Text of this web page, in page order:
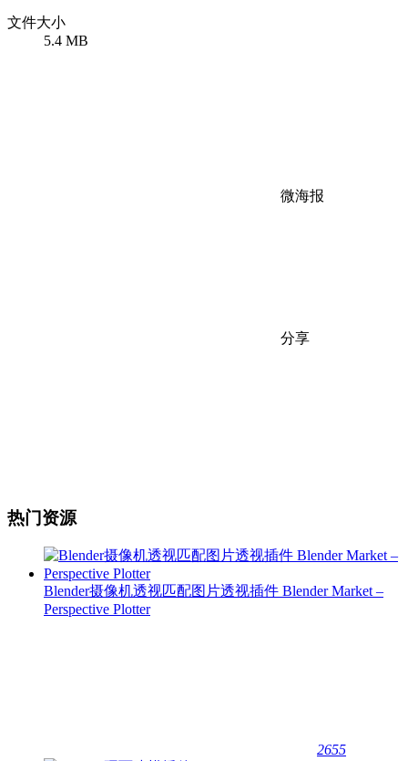
文件大小
5.4 MB
微海报
分享
热门资源
Blender摄像机透视匹配图片透视插件 Blender Market –
Perspective Plotter
2655